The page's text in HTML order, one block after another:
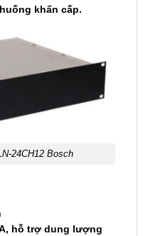
ống khẩn cấp.
24CH12 Bosch
hỗ trợ dung lượng